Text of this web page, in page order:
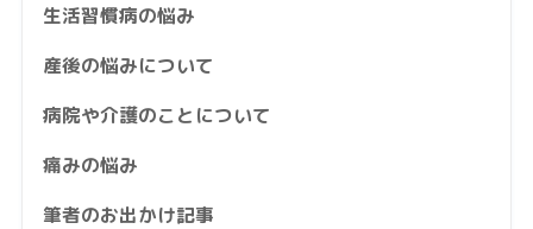
生活習慣病の悩み
産後の悩みについて
病院や介護のことについて
痛みの悩み
筆者のお出かけ記事